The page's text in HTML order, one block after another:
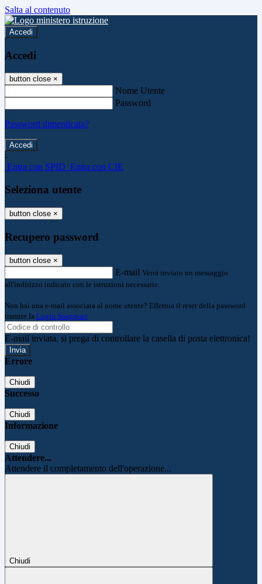
Salta al contenuto
Accedi
Accedi
button close ×
Nome Utente
Password
Password dimenticata?
-
Entra con SPID Entra con CIE
Seleziona utente
button close ×
Recupero password
button close ×
E-mail Verrà inviato un messaggio
all'indirizzo indicato con le istruzioni necessarie.
Non hai una e-mail associata al nome utente? Effettua il reset della password
tramite la Login Spaggiari
E-mail inviata, si prega di controllare la casella di posta elettronica!
Errore
Chiudi
Successo
Chiudi
Informazione
Chiudi
Attendere...
Attendere il completamento dell'operazione...
Chiudi